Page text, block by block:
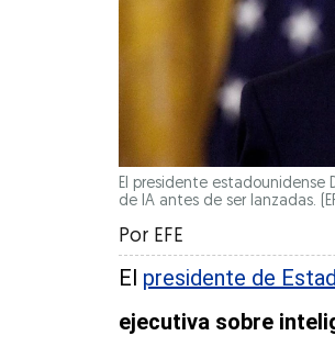
El presidente estadounidense
de IA antes de ser lanzadas.
Por EFE
El presidente de
ejecutiva sobre